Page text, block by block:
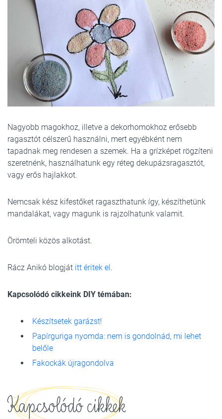
Nagyobb magokhoz, illetve a dekorhomokhoz erősebb
ragasztót célszerű használni, mert egyébként nem
tapadnak meg rendesen a szemek. Ha a grízképet rögzíteni
szeretnénk, használhatunk egy réteg dekupázsragasztót,
vagy erős hajlakkot.
Nemcsak kész kifestőket ragaszthatunk így, készíthetünk
mandalákat, vagy magunk is rajzolhatunk valamit.
Örömteli közös alkotást.
Rácz Anikó blogját itt éritek el .
Kapcsolódó cikkeink DIY témában:
Készítsetek garázst!
Papírguriga nyomda: nem is gondolnád, mi lehet
belőle
Fakockák újragondolva
Kapcsolódó cikkek